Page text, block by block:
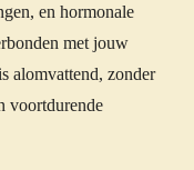
en hormonale
met jouw
alomvattend, zonder
voortdurende